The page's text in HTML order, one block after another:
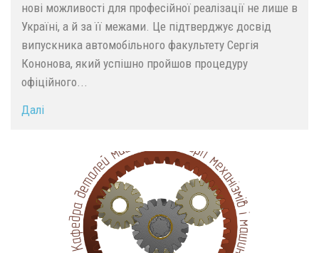
нові можливості для професійної реалізації не лише в
Україні, а й за її межами. Це підтверджує досвід
випускника автомобільного факультету Сергія
Кононова, який успішно пройшов процедуру
офіційного...
Далі